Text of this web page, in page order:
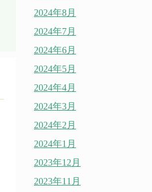
2024年8月
2024年7月
2024年6月
2024年5月
2024年4月
2024年3月
2024年2月
2024年1月
2023年12月
2023年11月